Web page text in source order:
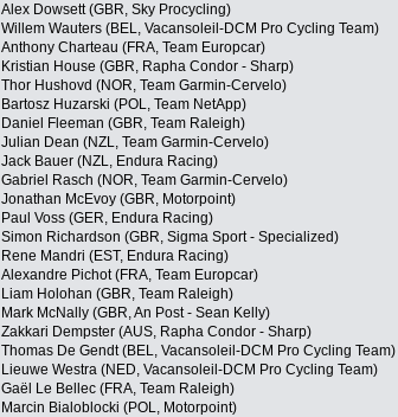
Alex Dowsett (GBR, Sky Procycling)
Willem Wauters (BEL, Vacansoleil-DCM Pro Cycling Team)
Anthony Charteau (FRA, Team Europcar)
Kristian House (GBR, Rapha Condor - Sharp)
Thor Hushovd (NOR, Team Garmin-Cervelo)
Bartosz Huzarski (POL, Team NetApp)
Daniel Fleeman (GBR, Team Raleigh)
Julian Dean (NZL, Team Garmin-Cervelo)
Jack Bauer (NZL, Endura Racing)
Gabriel Rasch (NOR, Team Garmin-Cervelo)
Jonathan McEvoy (GBR, Motorpoint)
Paul Voss (GER, Endura Racing)
Simon Richardson (GBR, Sigma Sport - Specialized)
Rene Mandri (EST, Endura Racing)
Alexandre Pichot (FRA, Team Europcar)
Liam Holohan (GBR, Team Raleigh)
Mark McNally (GBR, An Post - Sean Kelly)
Zakkari Dempster (AUS, Rapha Condor - Sharp)
Thomas De Gendt (BEL, Vacansoleil-DCM Pro Cycling Team)
Lieuwe Westra (NED, Vacansoleil-DCM Pro Cycling Team)
Gaël Le Bellec (FRA, Team Raleigh)
Marcin Bialoblocki (POL, Motorpoint)